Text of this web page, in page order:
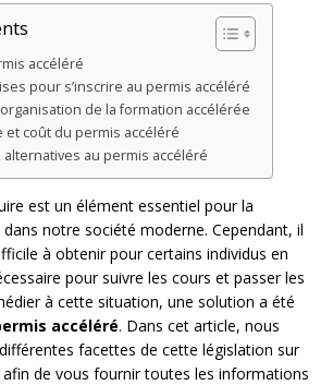
accéléré
pour s’inscrire au permis accéléré
de la formation accélérée
et coût du permis accéléré
au permis accéléré
est un élément essentiel pour la
notre société moderne. Cependant, il
à obtenir pour certains individus en
pour suivre les cours et passer les
à cette situation, une solution a été
accéléré. Dans cet article, nous
facettes de cette législation sur
de vous fournir toutes les informations